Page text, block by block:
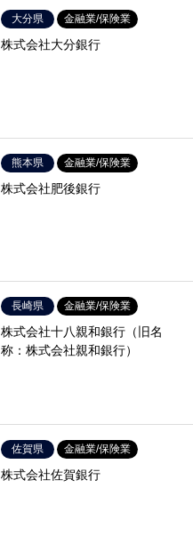
大分県 金融業/保険業
株式会社大分銀行
熊本県 金融業/保険業
株式会社肥後銀行
長崎県 金融業/保険業
株式会社十八親和銀行（旧名
称：株式会社親和銀行）
佐賀県 金融業/保険業
株式会社佐賀銀行